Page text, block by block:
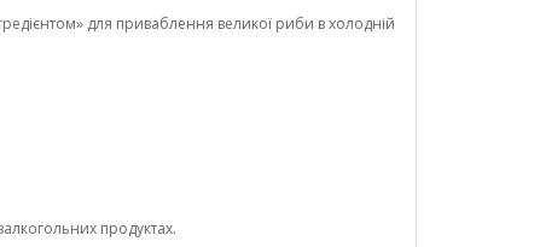
для приваблення великої риби в холодній
продуктах.